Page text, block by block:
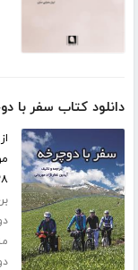
دانلود کتاب سفر با